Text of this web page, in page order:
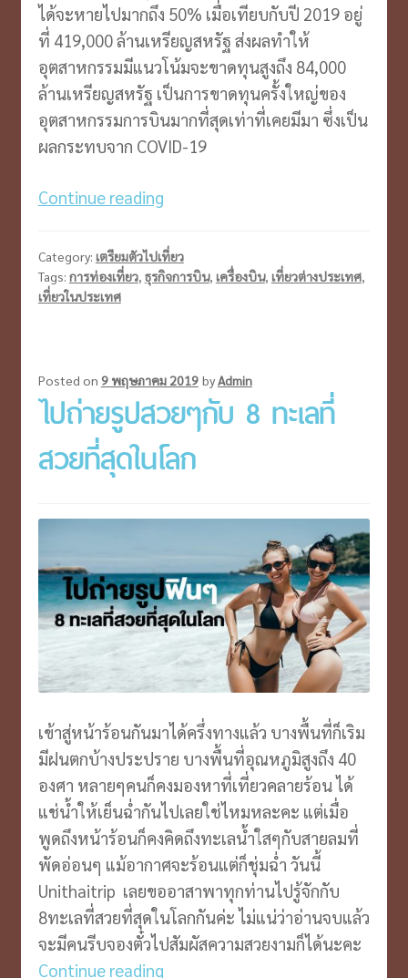
ได้จะหายไปมากถึง 50% เมื่อเทียบกับปี 2019 อยู่
ที่ 419,000 ล้านเหรียญสหรัฐ ส่งผลทำให้
อุตสาหกรรมมีแนวโน้มจะขาดทุนสูงถึง 84,000
ล้านเหรียญสหรัฐ เป็นการขาดทุนครั้งใหญ่ของ
อุตสาหกรรมการบินมากที่สุดเท่าที่เคยมีมา ซึ่งเป็น
ผลกระทบจาก COVID-19
Continue readingธุรกิจ
บิน
ขาดทุน
ใน
ประวัติศาสตร์
Category: เตรียมตัวไปเที่ยว
Tags: การท่องเที่ยว, ธุรกิจการบิน, เครื่องบิน, เที่ยวต่างประเทศ,
เที่ยวในประเทศ
Posted on 9 พฤษภาคม 2019 byAdmin
ไปถ่ายรูปสวยๆกับ 8 ทะเลที่
สวยที่สุดในโลก
เข้าสู่หน้าร้อนกันมาได้ครึ่งทางแล้ว บางพื้นที่ก็เริม
มีฝนตกบ้างประปราย บางพื้นที่อุณหภูมิสูงถึง 40
องศา หลายๆคนก็คงมองหาที่เที่ยวคลายร้อน ได้
แช่น้ำให้เย็นฉ่ำกันไปเลยใช่ไหมหละคะ แต่เมื่อ
พูดถึงหน้าร้อนก็คงคิดถึงทะเลน้ำใสๆกับสายลมที่
พัดอ่อนๆ แม้อากาศจะร้อนแต่ก็ชุ่มฉ่ำ วันนี้
Unithaitrip เลยขออาสาพาทุกท่านไปรู้จักกับ
8ทะเลที่สวยที่สุดในโลกกันค่ะ ไม่แน่ว่าอ่านจบแล้ว
จะมีคนรีบจองตั๋วไปสัมผัสความสวยงามก็ได้นะคะ
Continue readingไป